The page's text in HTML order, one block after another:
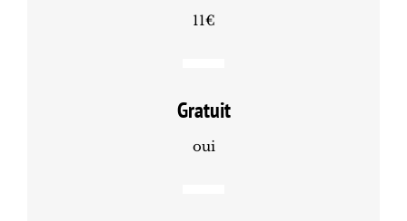
11€
Gratuit
oui